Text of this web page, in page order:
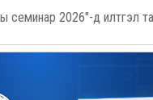
семинар 2026"-д илтгэл